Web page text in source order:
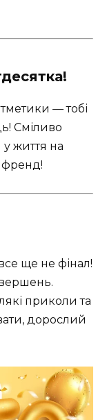
— тобі
Сміливо
життя на
френд!
ще не фінал!
приколи та
дорослий